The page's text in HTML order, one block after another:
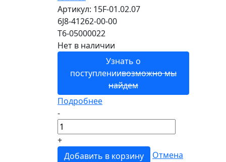
Артикул: 15F-01.02.07
6J8-41262-00-00
T6-05000022
Нет в наличии
Узнать о
поступлениивозможно мы
найдем
Подробнее
-
+
Добавить в корзину
Отмена